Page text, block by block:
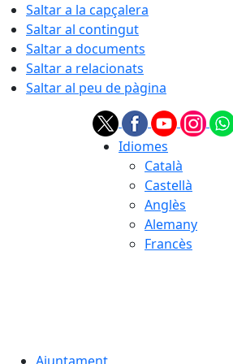
Saltar a la capçalera
Saltar al contingut
Saltar a documents
Saltar a relacionats
Saltar al peu de pàgina
Idiomes
Català
Castellà
Anglès
Alemany
Francès